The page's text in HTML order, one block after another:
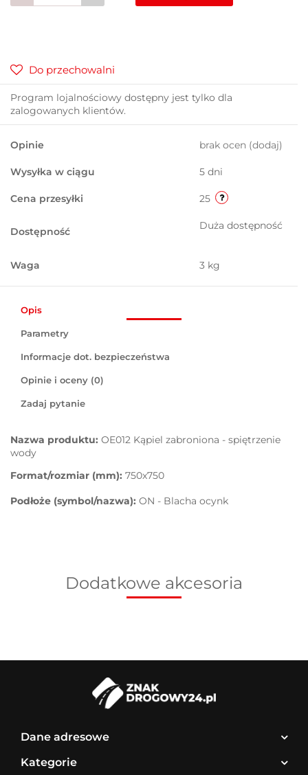
Do przechowalni
Program lojalnościowy dostępny jest tylko dla
zalogowanych klientów.
Opinie brak ocen (dodaj)
Wysyłka w ciągu 5 dni
Cena przesyłki 25
Dostępność Duża dostępność
Waga 3 kg
Opis
Parametry
Informacje dot. bezpieczeństwa
Opinie i oceny (0)
Zadaj pytanie
Nazwa produktu: OE012 Kąpiel zabroniona - spiętrzenie
wody
Format/rozmiar (mm): 750x750
Podłoże (symbol/nazwa): ON - Blacha ocynk
Dodatkowe akcesoria
Dane adresowe
Kategorie